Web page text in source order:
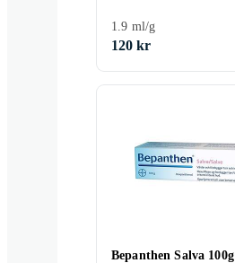
1.9 ml/g
120 kr
Bepanthen Salva 100g